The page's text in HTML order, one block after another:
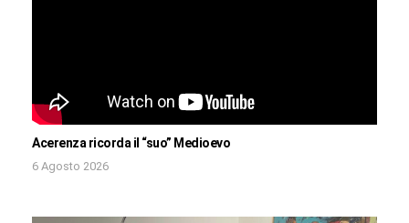
Acerenza ricorda il “suo” Medioevo
6 Agosto 2026